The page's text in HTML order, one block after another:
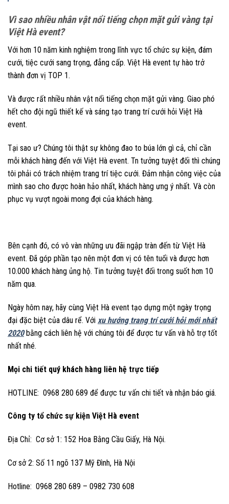
Vì sao nhiều nhân vật nổi tiếng chọn mặt gửi vàng tại
Việt Hà event?
Với hơn 10 năm kinh nghiệm trong lĩnh vực tổ chức sự kiện, đám
cưới, tiệc cưới sang trọng, đẳng cấp. Việt Hà event tự hào trở
thành đơn vị TOP 1.
Và được rất nhiều nhân vật nổi tiếng chọn mặt gửi vàng. Giao phó
hết cho đội ngũ thiết kế và sáng tạo trang trí cưới hỏi Việt Hà
event.
Tại sao ư? Chúng tôi thật sự không đao to búa lớn gì cả, chỉ cần
mỗi khách hàng đến với Việt Hà event. Tn tưởng tuyệt đối thì chúng
tôi phải có trách nhiệm trang trí tiệc cưới. Đảm nhận công việc của
mình sao cho được hoàn hảo nhất, khách hàng ưng ý nhất. Và còn
phục vụ vượt ngoài mong đợi của khách hàng.
Bên cạnh đó, có vô vàn những ưu đãi ngập tràn đến từ Việt Hà
event. Đã góp phần tạo nên một đơn vị có tên tuổi và được hơn
10.000 khách hàng ủng hộ. Tin tưởng tuyệt đối trong suốt hơn 10
năm qua.
Ngày hôm nay, hãy cùng Việt Hà event tạo dựng một ngày trọng
đại đặc biệt của dâu rể. Với xu hướng trang trí cưới hỏi mới nhất
2020bằng cách liên hệ với chúng tôi để được tư vấn và hỗ trợ tốt
nhất nhé.
Mọi chi tiết quý khách hàng liên hệ trực tiếp
HOTLINE: 0968 280 689 để được tư vấn chi tiết và nhận báo giá.
Công ty tổ chức sự kiện Việt Hà event
Địa Chỉ: Cơ sở 1: 152 Hoa Bằng Cầu Giấy, Hà Nội.
Cơ sở 2: Số 11 ngõ 137 Mỹ Đình, Hà Nội
Hotline: 0968 280 689 – 0982 730 608